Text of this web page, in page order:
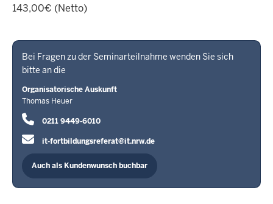
143,00€ (Netto)
Bei Fragen zu der Seminarteilnahme wenden Sie sich
bitte an die
Organisatorische Auskunft
Thomas Heuer
0211 9449-6010
it-fortbildungsreferat@it.nrw.de
Auch als Kundenwunsch buchbar